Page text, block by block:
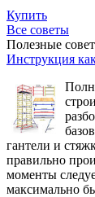
Купить
Все советы
Полезные
Инструкция
гантели и
правильно
моменты
максимально